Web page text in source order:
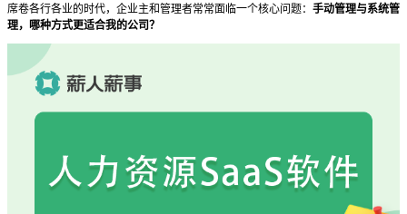
席卷各行各业的时代，企业主和管理者常常面临一个核心问题： 手动管理与系统管
理，哪种方式更适合我的公司？